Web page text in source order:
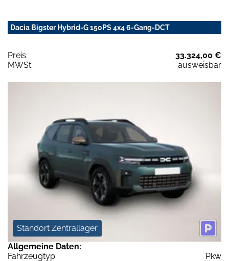
Dacia Bigster Hybrid-G 150PS 4x4 6-Gang-DCT
Preis:
33.324,00 €
MWSt:
ausweisbar
Standort Zentrallager
Allgemeine Daten:
Fahrzeugtyp
Pkw